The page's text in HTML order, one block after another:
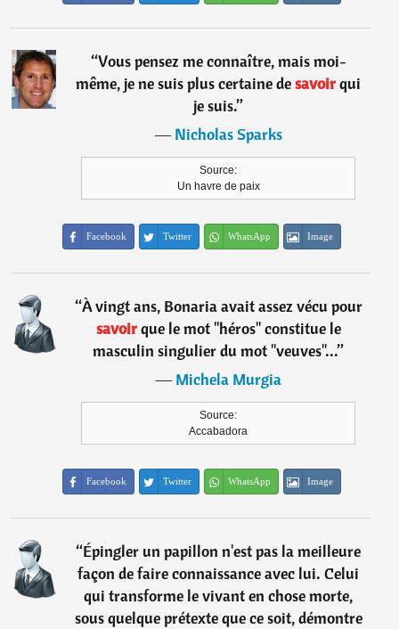
“Vous pensez me connaître, mais moi-
même, je ne suis plus certaine desavoirqui
je suis.”
―Nicholas Sparks
Source:
Un havre de paix
Facebook Twitter WhatsApp Image
“À vingt ans, Bonaria avait assez vécu pour
savoirque le mot "héros" constitue le
masculin singulier du mot "veuves"...”
―Michela Murgia
Source:
Accabadora
Facebook Twitter WhatsApp Image
“Épingler un papillon n'est pas la meilleure
façon de faire connaissance avec lui. Celui
qui transforme le vivant en chose morte,
sous quelque prétexte que ce soit, démontre